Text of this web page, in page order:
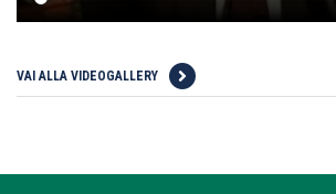
VAI ALLA VIDEOGALLERY